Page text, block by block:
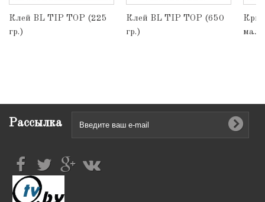
Клей BL TIP TOP (225
гр.)
Клей BL TIP TOP (650
гр.)
мал.
Рассылка